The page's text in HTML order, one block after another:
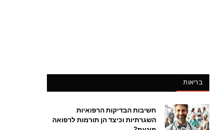
בריאות
חשיבות הבדיקות הרפואיות
השגרתיות וכיצד הן תורמות לרפואה